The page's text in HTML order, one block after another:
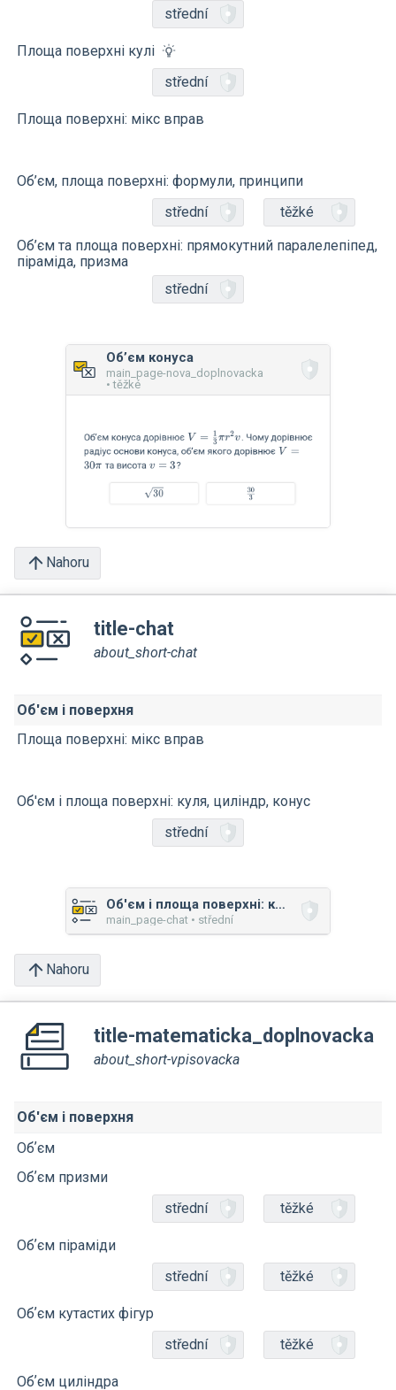
střední
Площа поверхні кулі
střední
Площа поверхні: мікс вправ
Об’єм, площа поверхні: формули, принципи
střední
těžké
Об’єм та площа поверхні: прямокутний паралелепіпед,
піраміда, призма
střední
Обʼєм конуса
main_page-nova_doplnovacka
• těžké
Nahoru
title-chat
about_short-chat
Об'єм і поверхня
Площа поверхні: мікс вправ
Об'єм і площа поверхні: куля, циліндр, конус
střední
Об'єм і площа поверхні: куля, циліндр, конус
main_page-chat • střední
Nahoru
title-matematicka_doplnovacka
about_short-vpisovacka
Об'єм і поверхня
Обʼєм
Обʼєм призми
střední
těžké
Обʼєм піраміди
střední
těžké
Обʼєм кутастих фігур
střední
těžké
Обʼєм циліндра